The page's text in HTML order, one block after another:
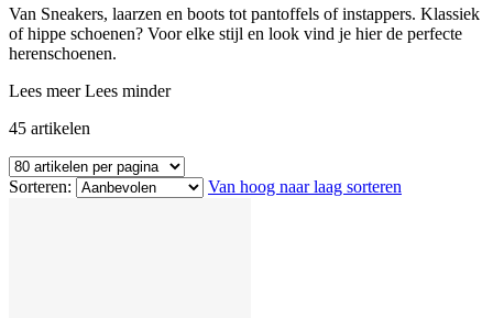
Van Sneakers, laarzen en boots tot pantoffels of instappers. Klassiek
of hippe schoenen? Voor elke stijl en look vind je hier de perfecte
herenschoenen.
Lees meer Lees minder
45 artikelen
Sorteren: Van hoog naar laag sorteren